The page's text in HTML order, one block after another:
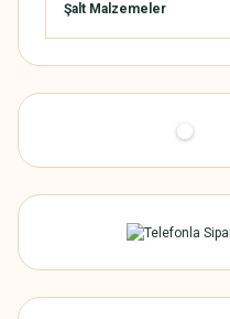
Şalt Malzemeler